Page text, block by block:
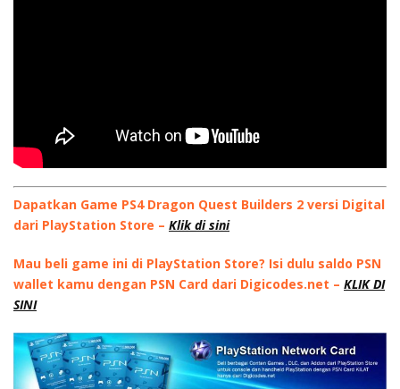
Dapatkan Game PS4 Dragon Quest Builders 2 versi Digital
dari PlayStation Store – Klik di sini
Mau beli game ini di PlayStation Store? Isi dulu saldo PSN
wallet kamu dengan PSN Card dari Digicodes.net – KLIK DI
SINI